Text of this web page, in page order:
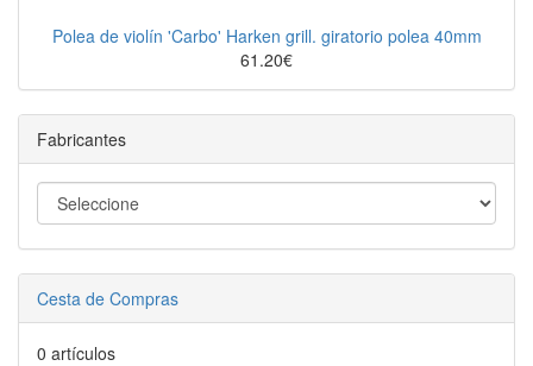
Polea de violín 'Carbo' Harken grill. giratorio polea 40mm
61.20€
Fabricantes
Cesta de Compras
0 artículos